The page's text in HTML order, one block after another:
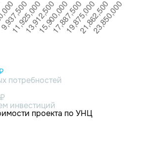
потребностей
инвестиций
проекта по УНЦ